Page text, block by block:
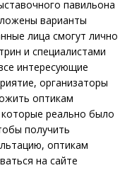
павильона
варианты
лица смогут лично
и специалистами
интересующие
организаторы
оптикам
реально было
получить
оптикам
на сайте